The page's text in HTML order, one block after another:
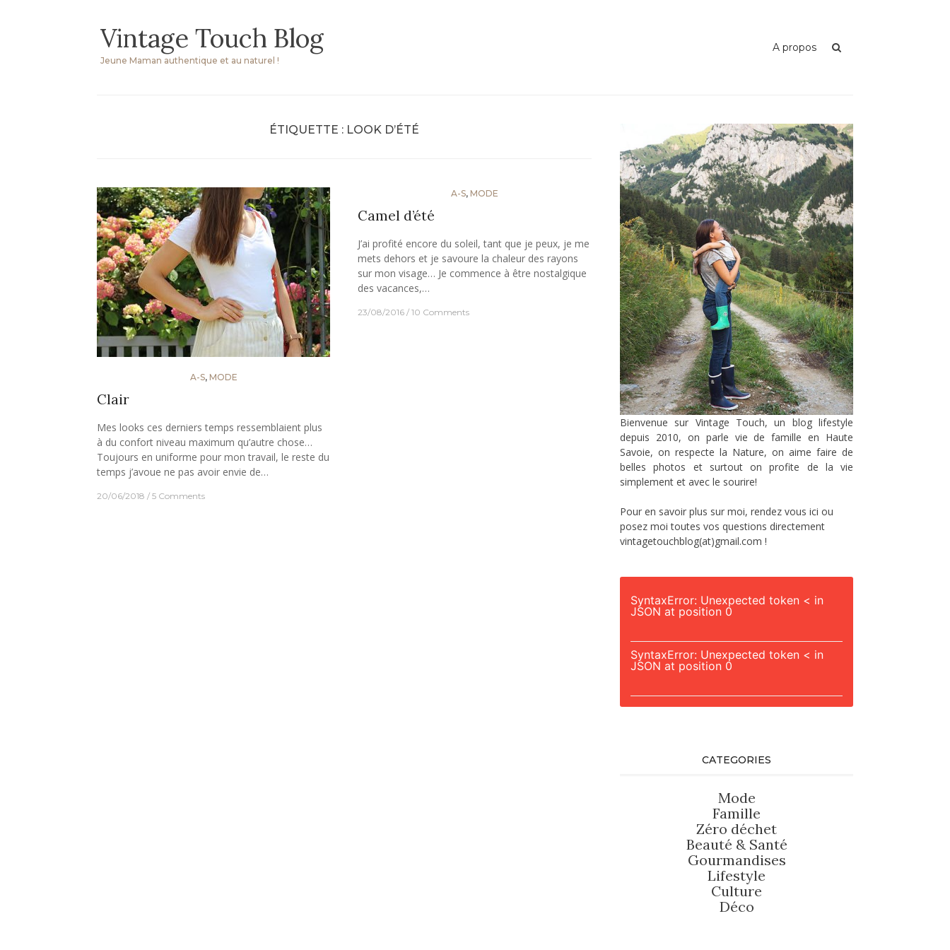
contentVintage Touch Blog
Jeune Maman authentique et au naturel !
A propos
ÉTIQUETTE : LOOK D’ÉTÉ
A-S, MODE
Clair
Mes looks ces derniers temps ressemblaient plus
à du confort niveau maximum qu’autre chose…
Toujours en uniforme pour mon travail, le reste du
temps j’avoue ne pas avoir envie de…
20/06/2018 5 Comments
A-S, MODE
Camel d’été
J’ai profité encore du soleil, tant que je peux, je me
mets dehors et je savoure la chaleur des rayons
sur mon visage… Je commence à être nostalgique
des vacances,…
23/08/2016 10 Comments
Bienvenue sur Vintage Touch, un blog lifestyle
depuis 2010, on parle vie de famille en Haute
Savoie, on respecte la Nature, on aime faire de
belles photos et surtout on profite de la vie
simplement et avec le sourire!
Pour en savoir plus sur moi, rendez vous ici ou
posez moi toutes vos questions directement
vintagetouchblog(at)gmail.com !
SyntaxError: Unexpected token < in
JSON at position 0
SyntaxError: Unexpected token < in
JSON at position 0
CATEGORIES
Mode
Famille
Zéro déchet
Beauté & Santé
Gourmandises
Lifestyle
Culture
Déco